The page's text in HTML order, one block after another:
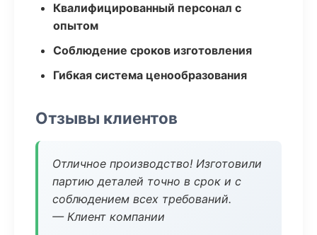
Квалифицированный персонал с
опытом
Соблюдение сроков изготовления
Гибкая система ценообразования
Отзывы клиентов
Отличное производство! Изготовили
партию деталей точно в срок и с
соблюдением всех требований.
— Клиент компании